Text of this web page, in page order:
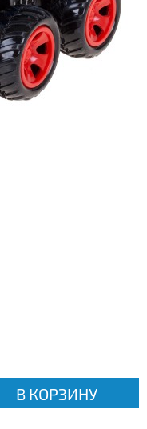
В КОРЗИНУ